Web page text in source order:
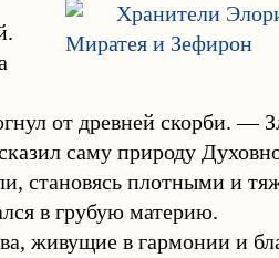
от древней скорби. —
саму природу
становясь плотными и
в грубую материю.
живущие в гармонии и